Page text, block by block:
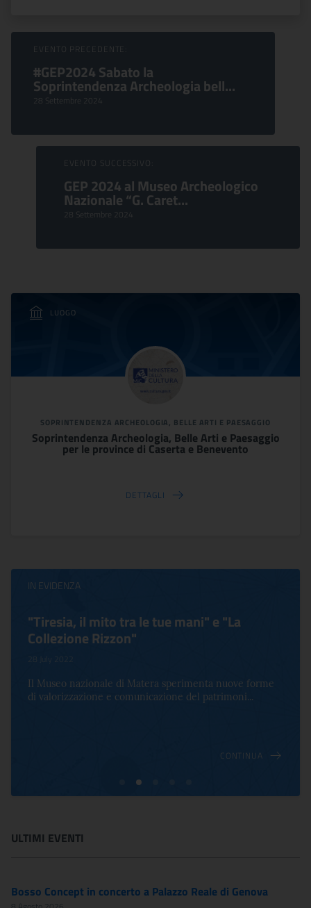
Sfoglia Eventi
EVENTO PRECEDENTE:
#GEP2024 Sabato la
Soprintendenza Archeologia bell...
28 Settembre 2024
EVENTO SUCCESSIVO:
GEP 2024 al Museo Archeologico
Nazionale “G. Caret...
28 Settembre 2024
LUOGO
SOPRINTENDENZA ARCHEOLOGIA, BELLE ARTI E PAESAGGIO
Soprintendenza Archeologia, Belle Arti e Paesaggio
per le province di Caserta e Benevento
DETTAGLI
IN EVIDENZA
"Tiresia, il mito tra le tue mani" e "La
Collezione Rizzon"
28 July 2022
Il Museo nazionale di Matera sperimenta nuove forme
di valorizzazione e comunicazione del patrimoni...
CONTINUA
ULTIMI EVENTI
Bosso Concept in concerto a Palazzo Reale di Genova